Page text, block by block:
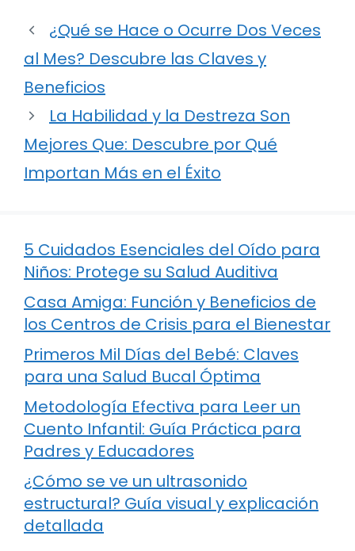
¿Qué se Hace o Ocurre Dos Veces
al Mes? Descubre las Claves y
Beneficios
La Habilidad y la Destreza Son
Mejores Que: Descubre por Qué
Importan Más en el Éxito
5 Cuidados Esenciales del Oído para
Niños: Protege su Salud Auditiva
Casa Amiga: Función y Beneficios de
los Centros de Crisis para el Bienestar
Primeros Mil Días del Bebé: Claves
para una Salud Bucal Óptima
Metodología Efectiva para Leer un
Cuento Infantil: Guía Práctica para
Padres y Educadores
¿Cómo se ve un ultrasonido
estructural? Guía visual y explicación
detallada